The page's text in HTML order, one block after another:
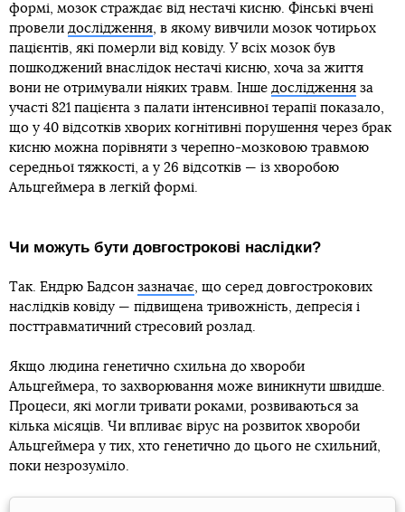
формі, мозок страждає від нестачі кисню. Фінські вчені
провели дослідження , в якому вивчили мозок чотирьох
пацієнтів, які померли від ковіду. У всіх мозок був
пошкоджений внаслідок нестачі кисню, хоча за життя
вони не отримували ніяких травм. Інше дослідження за
участі 821 пацієнта з палати інтенсивної терапії показало,
що у 40 відсотків хворих когнітивні порушення через брак
кисню можна порівняти з черепно-мозковою травмою
середньої тяжкості, а у 26 відсотків — із хворобою
Альцгеймера в легкій формі.
Чи можуть бути довгострокові наслідки?
Так. Ендрю Бадсон зазначає , що серед довгострокових
наслідків ковіду — підвищена тривожність, депресія і
посттравматичний стресовий розлад.
Якщо людина генетично схильна до хвороби
Альцгеймера, то захворювання може виникнути швидше.
Процеси, які могли тривати роками, розвиваються за
кілька місяців. Чи впливає вірус на розвиток хвороби
Альцгеймера у тих, хто генетично до цього не схильний,
поки незрозуміло.